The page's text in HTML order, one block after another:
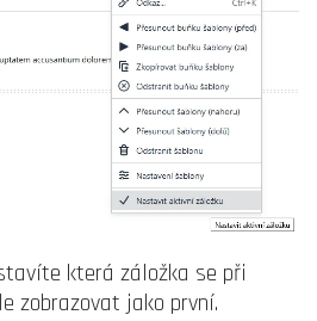
která záložka se při
zobrazovat jako první.